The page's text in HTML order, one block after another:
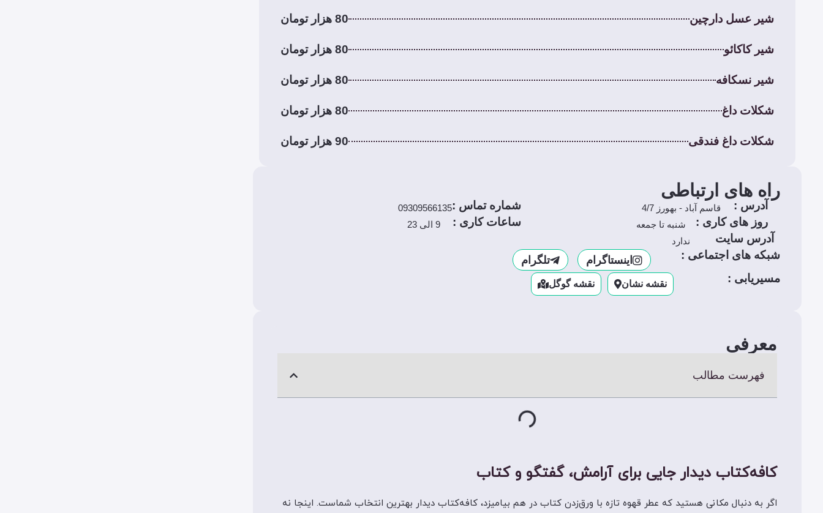
شیر عسل دارچین 80 هزار تومان
شیر کاکائو 80 هزار تومان
شیر نسکافه 80 هزار تومان
شکلات داغ 80 هزار تومان
شکلات داغ فندقی 90 هزار تومان
راه های ارتباطی
آدرس : قاسم آباد - بهورز 4/7 شماره تماس :09309566135
روز های کاری : شنبه تا جمعه ساعات کاری : 9 الی 23
آدرس سایت ندارد
شبکه های اجتماعی : اینستاگرام تلگرام
مسیریابی : نقشه نشان نقشه گوگل
معرفی
فهرست مطالب
کافه‌کتاب دیدار جایی برای آرامش، گفتگو و کتاب
اگر به دنبال مکانی هستید که عطر قهوه تازه با ورق‌زدن کتاب در هم بیامیزد، کافه‌کتاب دیدار بهترین انتخاب شماست. اینجا نه